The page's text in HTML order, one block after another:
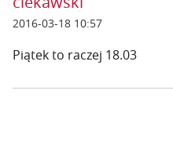
2016-03-18 10:57
Piątek to raczej 18.03